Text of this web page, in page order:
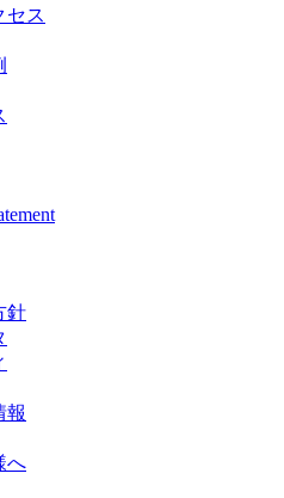
セス
針
報
へ